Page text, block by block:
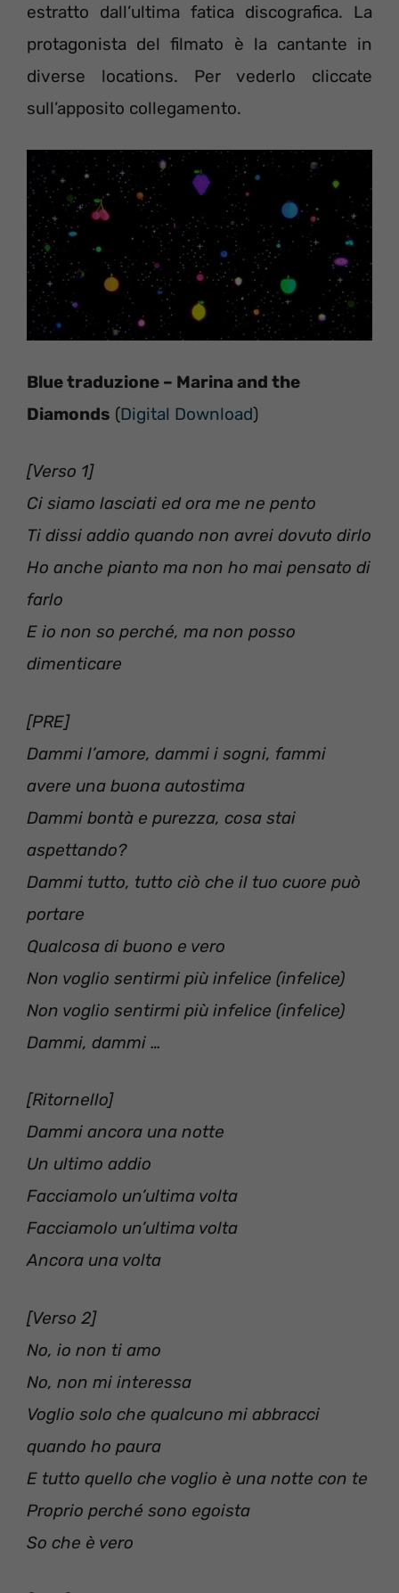
estratto dall’ultima fatica discografica. La
protagonista del filmato è la cantante in
diverse locations. Per vederlo cliccate
sull’apposito collegamento.
Blue traduzione – Marina and the
Diamonds (Digital Download)
[Verso 1]
Ci siamo lasciati ed ora me ne pento
Ti dissi addio quando non avrei dovuto dirlo
Ho anche pianto ma non ho mai pensato di
farlo
E io non so perché, ma non posso
dimenticare
[PRE]
Dammi l’amore, dammi i sogni, fammi
avere una buona autostima
Dammi bontà e purezza, cosa stai
aspettando?
Dammi tutto, tutto ciò che il tuo cuore può
portare
Qualcosa di buono e vero
Non voglio sentirmi più infelice (infelice)
Non voglio sentirmi più infelice (infelice)
Dammi, dammi …
[Ritornello]
Dammi ancora una notte
Un ultimo addio
Facciamolo un’ultima volta
Facciamolo un’ultima volta
Ancora una volta
[Verso 2]
No, io non ti amo
No, non mi interessa
Voglio solo che qualcuno mi abbracci
quando ho paura
E tutto quello che voglio è una notte con te
Proprio perché sono egoista
So che è vero